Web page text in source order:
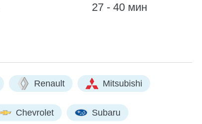
27 - 40 мин
Renault Mitsubishi
Chevrolet Subaru